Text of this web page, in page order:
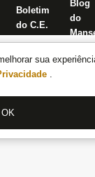
sua
.
OK
Boletim
do C.E.
Blog
do